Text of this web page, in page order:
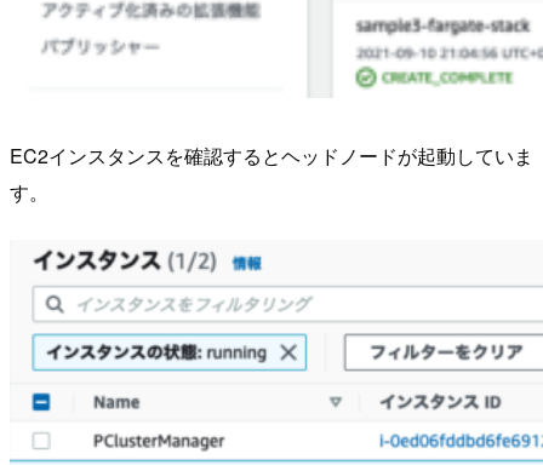
EC2インスタンスを確認するとヘッドノードが起動していま
す。